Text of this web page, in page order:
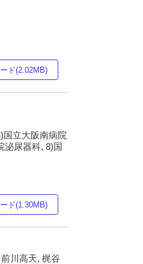
ド(2.02MB)
国立大阪南病院
泌尿器科, 8)国
ド(1.30MB)
川高天, 梶谷